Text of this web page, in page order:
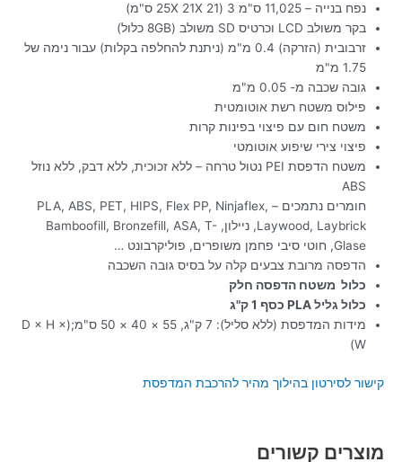
נפח בנייה – 11,025 ס"מ 3 (25X 21X 21 ס"מ)
בקר משולב LCD וכרטיס SD משולב (8GB כלול)
זרבובית (הזרקה) 0.4 מ"מ (ניתנת להחלפה בקלות) עבור נימה של
1.75 מ"מ
גובה שכבה מ- 0.05 מ"מ
פילוס משטח רשת אוטומטית
משטח חום עם פיצוי בפינות קרות
פיצוי צירי שיפוע אוטומטי
משטח הדפסת PEI נטול טרחה – ללא זכוכית, ללא דבק, ללא נוזל
ABS
חומרים נתמכים – PLA, ABS, PET, HIPS, Flex PP, Ninjaflex,
Laywood, Laybrick, ניילון, Bamboofill, Bronzefill, ASA, T-
Glase, חוטי סיבי פחמן משופרים, פוליקרבונט …
הדפסה מרובת צבעים קלה על בסיס גובה השכבה
כלול משטח הדפסה חלק
כלול גליל PLA כסף 1 ק"ג
מידות המדפסת (ללא סליל): 7 ק"ג, 55 × 40 × 50 ס"מ;(D × H ×
W)
קישור לסירטון בהילוך מהיר להרכבת המדפסת
מוצרים קשורים